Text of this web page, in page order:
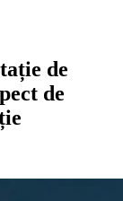
de
de